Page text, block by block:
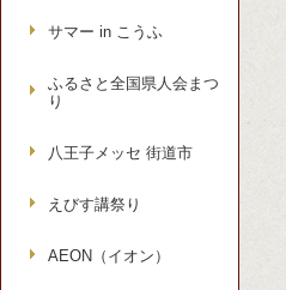
サマー in こうふ
ふるさと全国県人会まつ
り
八王子メッセ 街道市
えびす講祭り
AEON（イオン）